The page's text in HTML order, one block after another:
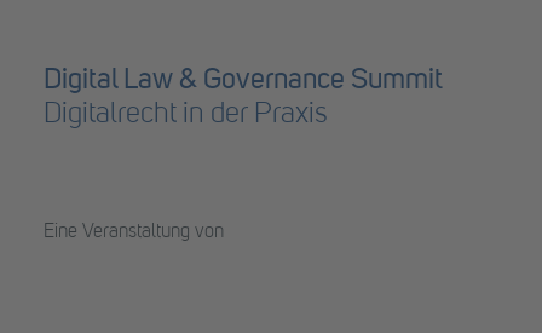
Digital Law & Governance Summit
Digitalrecht in der Praxis
Eine Veranstaltung von